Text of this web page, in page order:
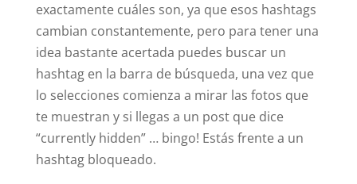
exactamente cuáles son, ya que esos hashtags
cambian constantemente, pero para tener una
idea bastante acertada puedes buscar un
hashtag en la barra de búsqueda, una vez que
lo selecciones comienza a mirar las fotos que
te muestran y si llegas a un post que dice
“currently hidden” … bingo! Estás frente a un
hashtag bloqueado.